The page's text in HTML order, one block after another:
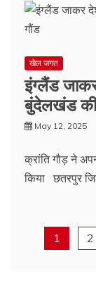
खेल जगत
इंग्लैंड
बुंदेलखंड की
May 12, 2025
क्रांति गौड़ ने
किया छतरपुर
1 2